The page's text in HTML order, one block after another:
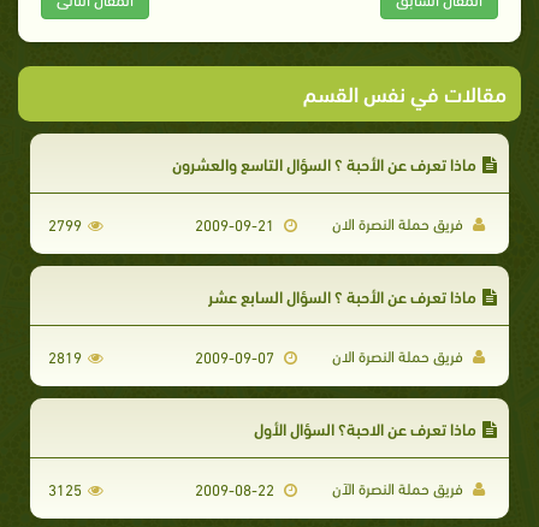
مقالات في نفس القسم
ماذا تعرف عن الأحبة ؟ السؤال التاسع والعشرون
فريق حملة النصرة الان 2799
ماذا تعرف عن الأحبة ؟ السؤال السابع عشر
فريق حملة النصرة الان 2819
ماذا تعرف عن الاحبة؟ السؤال الأول
فريق حملة النصرة الآن 3125